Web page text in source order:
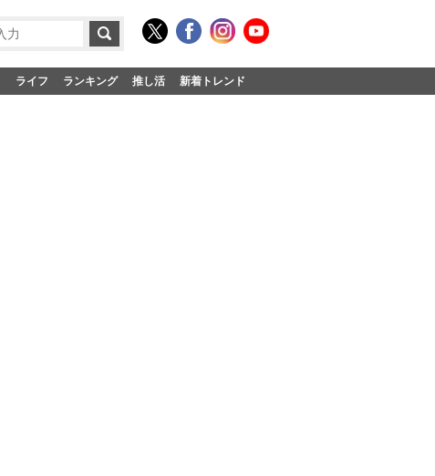
ライフ ランキング 推し活 新着トレンド